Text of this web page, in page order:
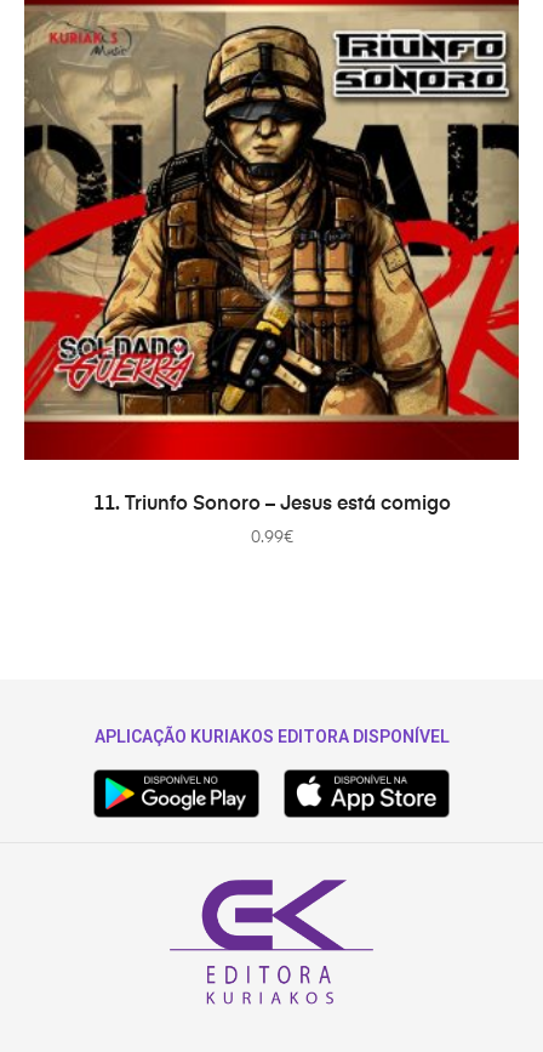
ADICIONAR
11. Triunfo Sonoro – Jesus está comigo
0.99€
APLICAÇÃO KURIAKOS EDITORA DISPONÍVEL